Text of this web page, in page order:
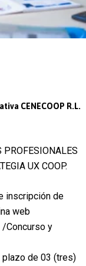
CENECOOP R.L.
PROFESIONALES
UX COOP.
inscripción de
web
/Concurso y
plazo de 03 (tres)